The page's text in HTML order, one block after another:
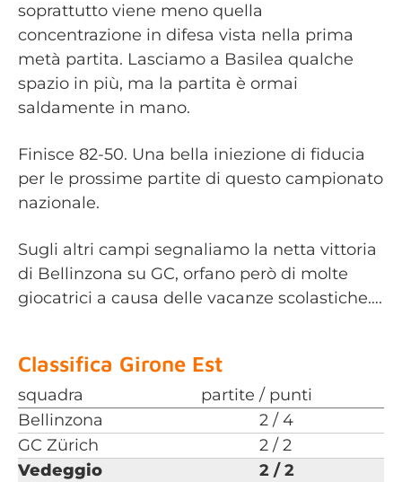
soprattutto viene meno quella
concentrazione in difesa vista nella prima
metà partita. Lasciamo a Basilea qualche
spazio in più, ma la partita è ormai
saldamente in mano.
Finisce 82-50. Una bella iniezione di fiducia
per le prossime partite di questo campionato
nazionale.
Sugli altri campi segnaliamo la netta vittoria
di Bellinzona su GC, orfano però di molte
giocatrici a causa delle vacanze scolastiche….
Classifica Girone Est
squadra
partite / punti
Bellinzona
2 / 4
GC Zürich
2 / 2
Vedeggio
2 / 2